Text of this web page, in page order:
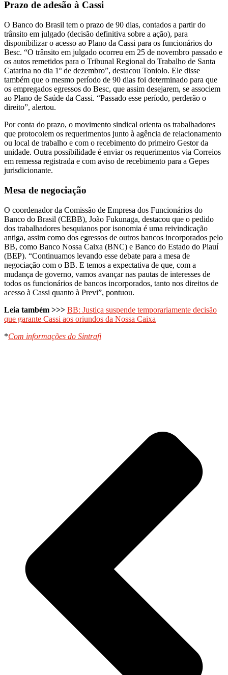
Prazo de adesão à Cassi
O Banco do Brasil tem o prazo de 90 dias, contados a partir do
trânsito em julgado (decisão definitiva sobre a ação), para
disponibilizar o acesso ao Plano da Cassi para os funcionários do
Besc. “O trânsito em julgado ocorreu em 25 de novembro passado e
os autos remetidos para o Tribunal Regional do Trabalho de Santa
Catarina no dia 1º de dezembro”, destacou Toniolo. Ele disse
também que o mesmo período de 90 dias foi determinado para que
os empregados egressos do Besc, que assim desejarem, se associem
ao Plano de Saúde da Cassi. “Passado esse período, perderão o
direito”, alertou.
Por conta do prazo, o movimento sindical orienta os trabalhadores
que protocolem os requerimentos junto à agência de relacionamento
ou local de trabalho e com o recebimento do primeiro Gestor da
unidade. Outra possibilidade é enviar os requerimentos via Correios
em remessa registrada e com aviso de recebimento para a Gepes
jurisdicionante.
Mesa de negociação
O coordenador da Comissão de Empresa dos Funcionários do
Banco do Brasil (CEBB), João Fukunaga, destacou que o pedido
dos trabalhadores besquianos por isonomia é uma reivindicação
antiga, assim como dos egressos de outros bancos incorporados pelo
BB, como Banco Nossa Caixa (BNC) e Banco do Estado do Piauí
(BEP). “Continuamos levando esse debate para a mesa de
negociação com o BB. E temos a expectativa de que, com a
mudança de governo, vamos avançar nas pautas de interesses de
todos os funcionários de bancos incorporados, tanto nos direitos de
acesso à Cassi quanto à Previ”, pontuou.
Leia também >>> BB: Justiça suspende temporariamente decisão
que garante Cassi aos oriundos da Nossa Caixa
*Com informações do Sintrafi